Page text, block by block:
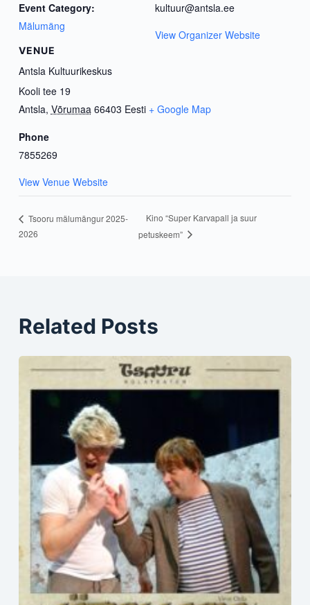
Event Category:
Mälumäng
VENUE
Antsla Kultuurikeskus
Kooli tee 19
Antsla, Võrumaa 66403 Eesti + Google Map
Phone
7855269
View Venue Website
kultuur@antsla.ee
View Organizer Website
Tsooru mälumängur 2025-
2026
Kino “Super Karvapall ja suur
petuskeem”
Related Posts